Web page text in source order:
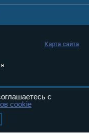
Карта сайта
с
cookie